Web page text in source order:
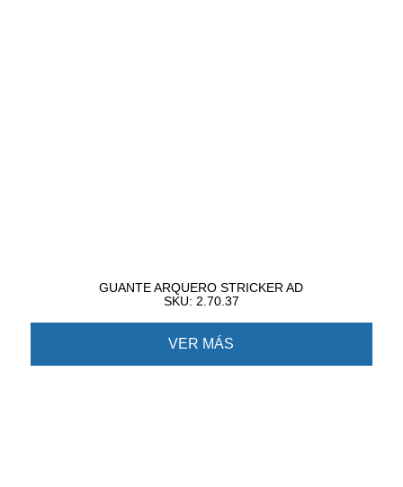
GUANTE ARQUERO STRICKER AD
SKU: 2.70.37
VER MÁS